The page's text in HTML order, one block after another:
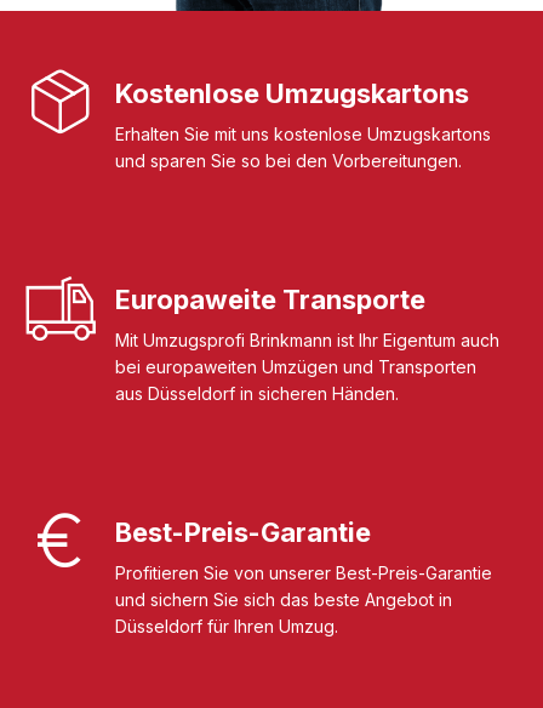
Kostenlose Umzugskartons
Erhalten Sie mit uns kostenlose Umzugskartons
und sparen Sie so bei den Vorbereitungen.
Europaweite Transporte
Mit Umzugsprofi Brinkmann ist Ihr Eigentum auch
bei europaweiten Umzügen und Transporten
aus Düsseldorf in sicheren Händen.
Best-Preis-Garantie
Profitieren Sie von unserer Best-Preis-Garantie
und sichern Sie sich das beste Angebot in
Düsseldorf für Ihren Umzug.